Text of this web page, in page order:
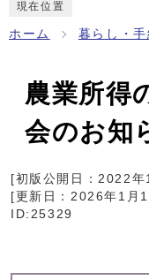
現在位置
ホーム 暮らし・手
農業所得
会のお知
[初版公開日：2022年
[更新日： 2026年1月
ID:25329